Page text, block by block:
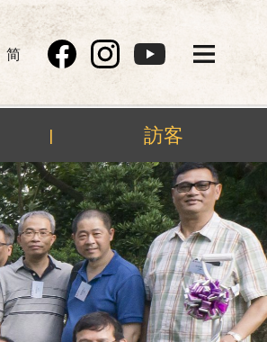
简
| 訪客